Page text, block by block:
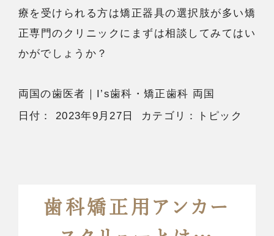
療を受けられる方は矯正器具の選択肢が多い矯
正専門のクリニックにまずは相談してみてはい
かがでしょうか？
両国の歯医者 ｜I’s歯科・矯正歯科 両国
日付：2023年9月27日 カテゴリ： トピック
歯科矯正用アンカー